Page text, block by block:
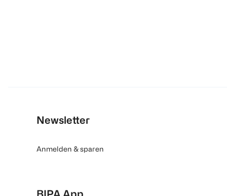
Newsletter
Anmelden & sparen